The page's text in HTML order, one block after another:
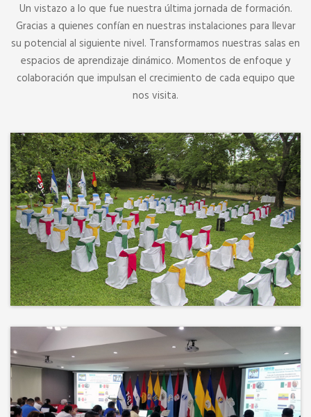
Un vistazo a lo que fue nuestra última jornada de formación.
Gracias a quienes confían en nuestras instalaciones para llevar
su potencial al siguiente nivel. Transformamos nuestras salas en
espacios de aprendizaje dinámico. Momentos de enfoque y
colaboración que impulsan el crecimiento de cada equipo que
nos visita.